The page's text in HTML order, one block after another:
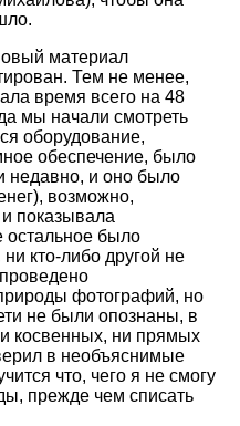
материал
Тем не менее,
время всего на 48
мы начали смотреть
оборудование,
обеспечение, было
недавно, и оно было
возможно,
показывала
остальное было
кто-либо другой не
фотографий, но
не были опознаны, в
косвенных, ни прямых
в необъяснимые
что, чего я не смогу
прежде чем списать